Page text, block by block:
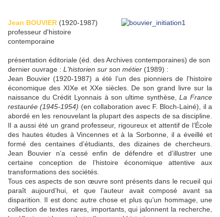
Jean BOUVIER (1920-1987)
professeur d'histoire
contemporaine
présentation éditoriale (éd. des Archives contemporaines) de son
dernier ouvrage : L'historien sur son métier (1989) :
Jean Bouvier (1920-1987) a été l’un des pionniers de l’histoire
économique des XIXe et XXe siècles. De son grand livre sur la
naissance du Crédit Lyonnais à son ultime synthèse,La France
restaurée (1945-1954) (en collaboration avec F. Bloch-Lainé), il a
abordé en les renouvelant la plupart des aspects de sa discipline.
Il a aussi été un grand professeur, rigoureux et attentif de l’École
des hautes études à Vincennes et à la Sorbonne, il a éveillé et
formé des centaines d’étudiants, des dizaines de chercheurs.
Jean Bouvier n’a cessé enfin de défendre et d’illustrer une
certaine conception de l’histoire économique attentive aux
transformations des sociétés.
Tous ces aspects de son œuvre sont présents dans le recueil qui
paraît aujourd’hui, et que l’auteur avait composé avant sa
disparition. Il est donc autre chose et plus qu’un hommage, une
collection de textes rares, importants, qui jalonnent la recherche,